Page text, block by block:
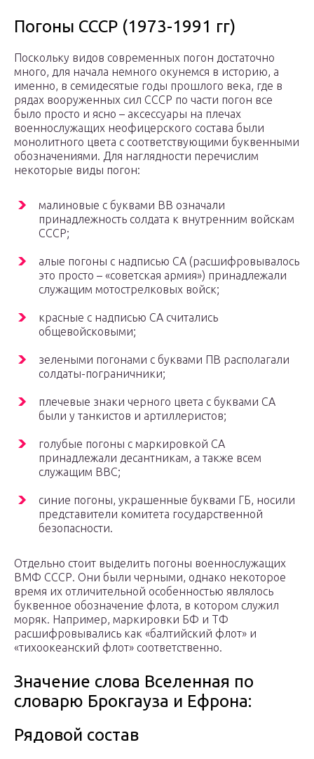
Погоны СССР (1973-1991 гг)
Поскольку видов современных погон достаточно
много, для начала немного окунемся в историю, а
именно, в семидесятые годы прошлого века, где в
рядах вооруженных сил СССР по части погон все
было просто и ясно – аксессуары на плечах
военнослужащих неофицерского состава были
монолитного цвета с соответствующими буквенными
обозначениями. Для наглядности перечислим
некоторые виды погон:
малиновые с буквами ВВ означали
принадлежность солдата к внутренним войскам
СССР;
алые погоны с надписью СА (расшифровывалось
это просто – «советская армия») принадлежали
служащим мотострелковых войск;
красные с надписью СА считались
общевойсковыми;
зелеными погонами с буквами ПВ располагали
солдаты-пограничники;
плечевые знаки черного цвета с буквами СА
были у танкистов и артиллеристов;
голубые погоны с маркировкой СА
принадлежали десантникам, а также всем
служащим ВВС;
синие погоны, украшенные буквами ГБ, носили
представители комитета государственной
безопасности.
Отдельно стоит выделить погоны военнослужащих
ВМФ СССР. Они были черными, однако некоторое
время их отличительной особенностью являлось
буквенное обозначение флота, в котором служил
моряк. Например, маркировки БФ и ТФ
расшифровывались как «балтийский флот» и
«тихоокеанский флот» соответственно.
Значение слова Вселенная по
словарю Брокгауза и Ефрона:
Рядовой состав